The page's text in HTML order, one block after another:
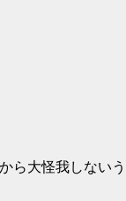
ら大怪我しないう